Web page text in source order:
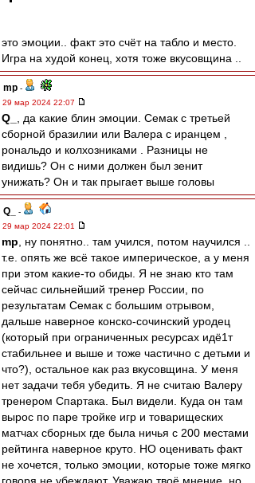
это эмоции.. факт это счёт на табло и место.
Игра на худой конец, хотя тоже вкусовщина ..
mp -
29 мар 2024 22:07
Q_
, да какие блин эмоции. Семак с третьей
сборной бразилии или Валера с иранцем ,
рональдо и колхозниками . Разницы не
видишь? Он с ними должен был зенит
унижать? Он и так прыгает выше головы
Q_
-
29 мар 2024 22:01
mp , ну понятно.. там учился, потом научился ..
т.е. опять же всё такое империческое, а у меня
при этом какие-то обиды. Я не знаю кто там
сейчас сильнейший тренер России, по
результатам Семак с большим отрывом,
дальше наверное конско-сочинский уродец
(который при ограниченных ресурсах идё1т
стабильнее и выше и тоже частично с детьми и
что?), остальное как раз вкусовщина. У меня
нет задачи тебя убедить. Я не считаю Валеру
тренером Спартака. Был видели. Куда он там
вырос по паре тройке игр и товарищеских
матчах сборных где была ничья с 200 местами
рейтинга наверное круто. НО оценивать факт
не хочется, только эмоции, которые тоже мягко